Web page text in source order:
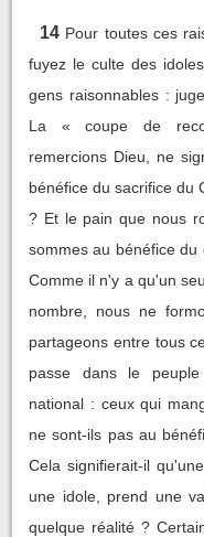
14 Pour toutes ces
fuyez le culte des idoles.
gens raisonnables :
La « coupe de
remercions Dieu, ne
bénéfice du sacrifice du
? Et le pain que nous
sommes au bénéfice
Comme il n'y a qu'un
nombre, nous ne
partageons entre tous
passe dans le
national : ceux qui
ne sont-ils pas au
Cela signifierait-il
une idole, prend une
quelque réalité ?